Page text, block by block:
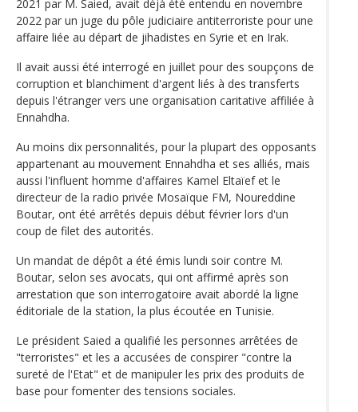
2021 par M. Saied, avait déjà été entendu en novembre
2022 par un juge du pôle judiciaire antiterroriste pour une
affaire liée au départ de jihadistes en Syrie et en Irak.
Il avait aussi été interrogé en juillet pour des soupçons de
corruption et blanchiment d'argent liés à des transferts
depuis l'étranger vers une organisation caritative affiliée à
Ennahdha.
Au moins dix personnalités, pour la plupart des opposants
appartenant au mouvement Ennahdha et ses alliés, mais
aussi l'influent homme d'affaires Kamel Eltaïef et le
directeur de la radio privée Mosaïque FM, Noureddine
Boutar, ont été arrêtés depuis début février lors d'un
coup de filet des autorités.
Un mandat de dépôt a été émis lundi soir contre M.
Boutar, selon ses avocats, qui ont affirmé après son
arrestation que son interrogatoire avait abordé la ligne
éditoriale de la station, la plus écoutée en Tunisie.
Le président Saied a qualifié les personnes arrêtées de
"terroristes" et les a accusées de conspirer "contre la
sureté de l'Etat" et de manipuler les prix des produits de
base pour fomenter des tensions sociales.